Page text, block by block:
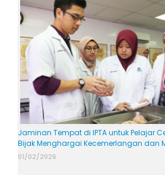
Jaminan Tempat di IPTA untuk Pelajar
Bijak Menghargai Kecemerlangan dan
01/02/2026